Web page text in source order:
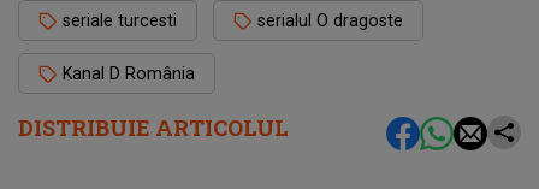
DISTRIBUIE ARTICOLUL
seriale turcesti serialul O dragoste
Kanal D România